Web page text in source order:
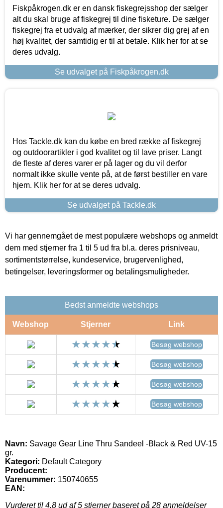
Fiskpåkrogen.dk er en dansk fiskegrejsshop der sælger
alt du skal bruge af fiskegrej til dine fisketure. De sælger
fiskegrej fra et udvalg af mærker, der sikrer dig grej af en
høj kvalitet, der samtidig er til at betale. Klik her for at se
deres udvalg.
Se udvalget på Fiskpåkrogen.dk
Hos Tackle.dk kan du købe en bred række af fiskegrej
og outdoorartikler i god kvalitet og til lave priser. Langt
de fleste af deres varer er på lager og du vil derfor
normalt ikke skulle vente på, at de først bestiller en vare
hjem. Klik her for at se deres udvalg.
Se udvalget på Tackle.dk
Vi har gennemgået de mest populære webshops og anmeldt
dem med stjerner fra 1 til 5 ud fra bl.a. deres prisniveau,
sortimentstørrelse, kundeservice, brugervenlighed,
betingelser, leveringsformer og betalingsmuligheder.
Bedst anmeldte webshops
Webshop Stjerner Link
Besøg webshop
Besøg webshop
Besøg webshop
Besøg webshop
Navn: Savage Gear Line Thru Sandeel -Black & Red UV-15
gr.
Kategori: Default Category
Producent:
Varenummer: 150740655
EAN:
Vurderet til 4.8 ud af 5 stjerner baseret på 28 anmeldelser